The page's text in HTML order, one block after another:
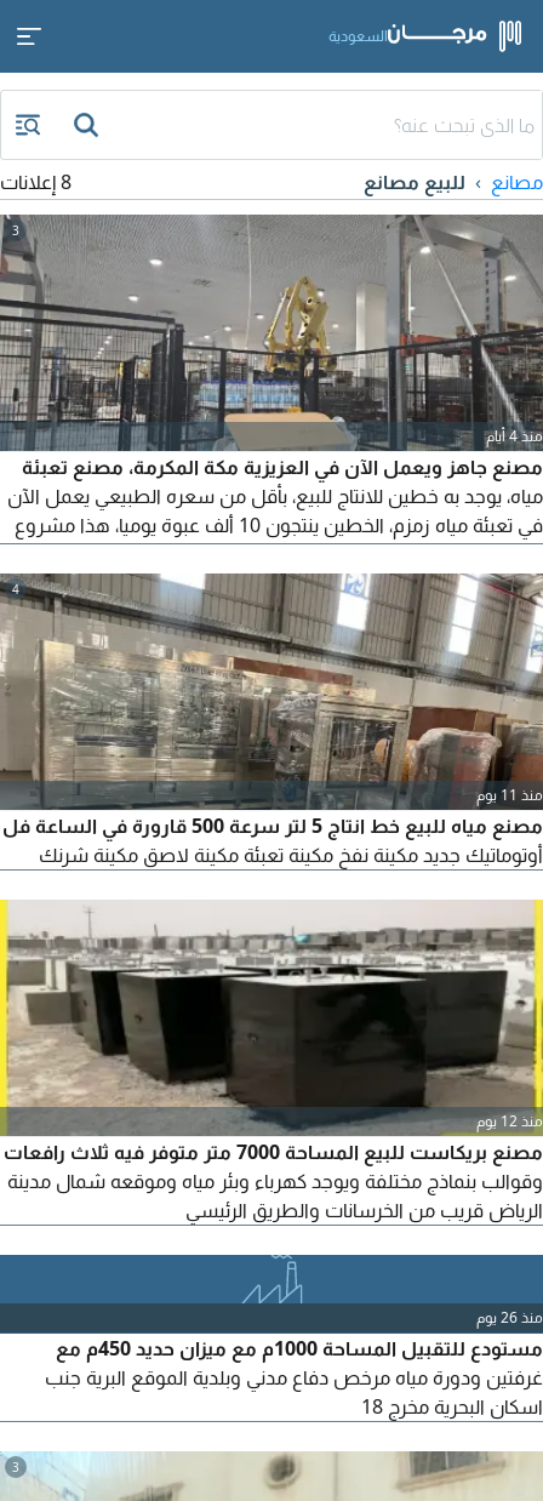
السعودية
مصانع للبيع مصانع 8 إعلانات
3
منذ 4 أيام
مصنع جاهز ويعمل الآن في العزيزية مكة المكرمة، مصنع تعبئة
مياه، يوجد به خطين للانتاج للبيع، بأقل من سعره الطبيعي يعمل الآن
في تعبئة مياه زمزم، الخطين ينتجون 10 ألف عبوة يوميا، هذا مشروع
فقط. للجادين فقط التواصل عبر الأرقام
4
منذ 11 يوم
مصنع مياه للبيع خط انتاج 5 لتر سرعة 500 قارورة في الساعة فل
أوتوماتيك جديد مكينة نفخ مكينة تعبئة مكينة لاصق مكينة شرنك
منذ 12 يوم
مصنع بريكاست للبيع المساحة 7000 متر متوفر فيه ثلاث رافعات
وقوالب بنماذج مختلفة ويوجد كهرباء وبئر مياه وموقعه شمال مدينة
الرياض قريب من الخرسانات والطريق الرئيسي
منذ 26 يوم
مستودع للتقبيل المساحة 1000م مع ميزان حديد 450م مع
غرفتين ودورة مياه مرخص دفاع مدني وبلدية الموقع البرية جنب
اسكان البحرية مخرج 18
3